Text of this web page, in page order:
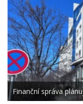
Finanční správa